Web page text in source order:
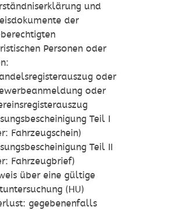
und
der
Personen oder
oder
oder
Teil I
Fahrzeugschein)
Teil II
Fahrzeugbrief)
über eine gültige
(HU)
gegebenenfalls